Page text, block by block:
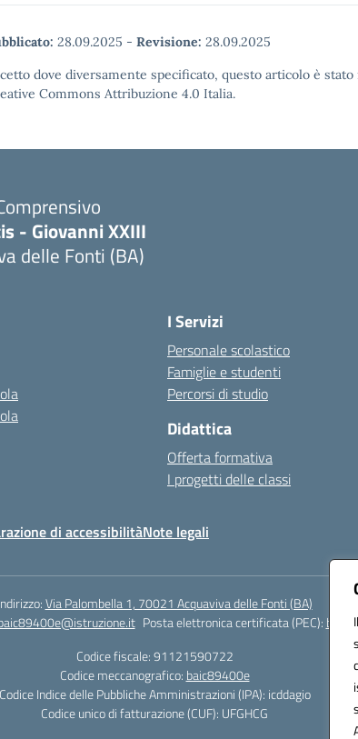
28.09.2025 - Revisione: 28.09.2025
dove diversamente specificato, questo articolo è
Commons Attribuzione 4.0 Italia.
- Giovanni XXIII
delle Fonti (BA)
I Servizi
Personale scolastico
Famiglie e studenti
Percorsi di studio
Didattica
Offerta formativa
I progetti delle classi
di accessibilitàNote legali
Via Palombella 1, 70021 Acquaviva delle Fonti (BA)
Posta elettronica certificata (PEC):
Codice fiscale: 91121590722
Codice meccanografico: baic89400e
Codice Indice delle Pubbliche Amministrazioni (IPA): icddagio
Codice unico di fatturazione (CUF): UFGHCG